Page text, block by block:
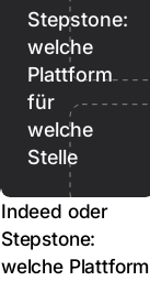
Stepstone:
welche
Plattform
für
welche
Stelle
Indeed oder
Stepstone:
welche Plattform